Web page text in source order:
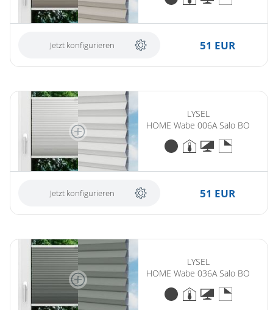
Jetzt konfigurieren 51 EUR
LYSEL
HOME Wabe 006A Salo BO
Jetzt konfigurieren 51 EUR
LYSEL
HOME Wabe 036A Salo BO